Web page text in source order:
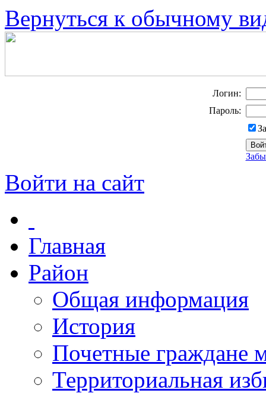
Вернуться к обычному
Логин:
Пароль:
Войти на сайт
Главная
Район
Общая информация
История
Почетные граждане
Территориальная